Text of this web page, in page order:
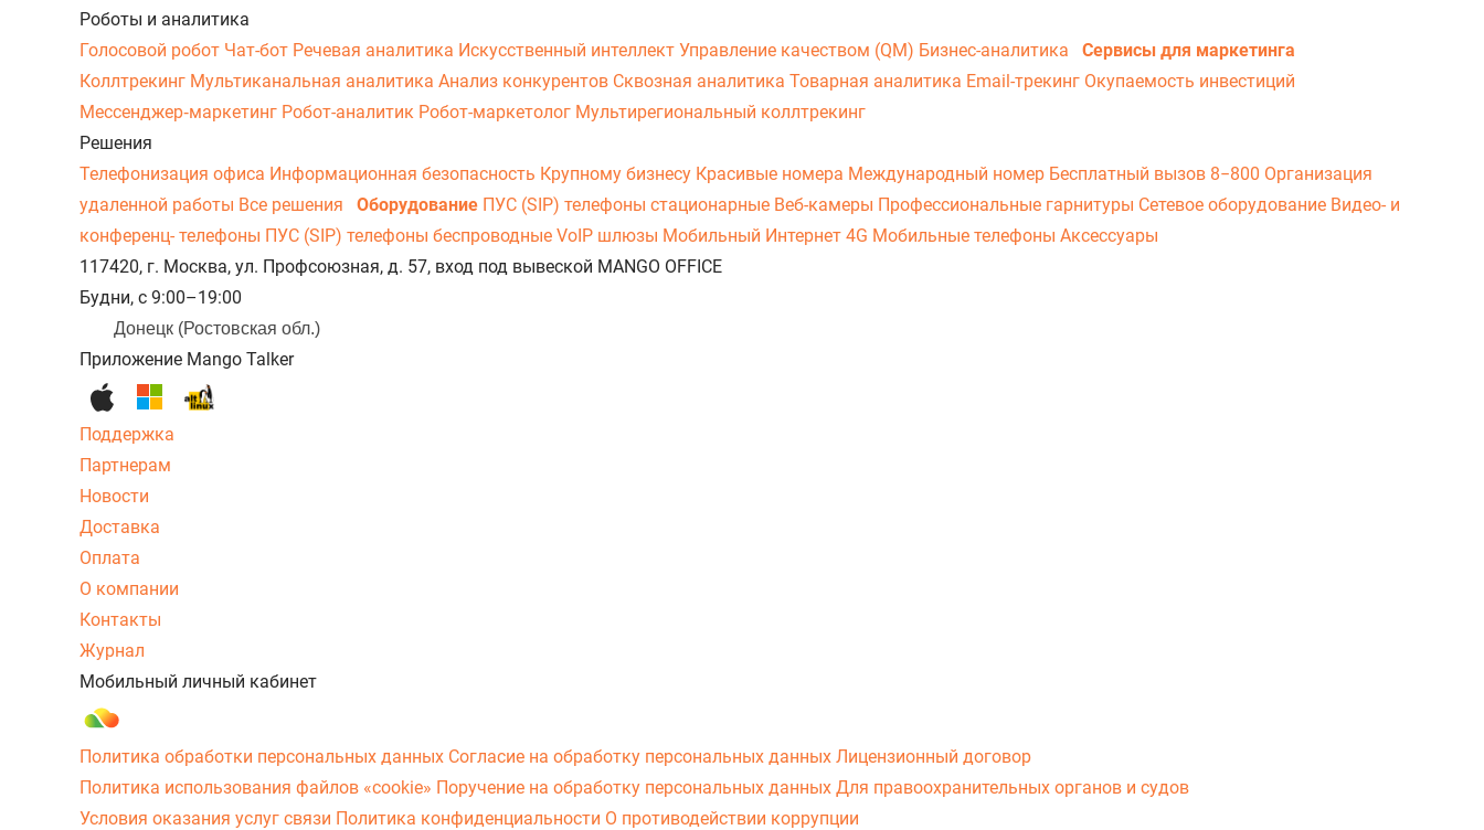
Роботы и аналитика
Голосовой робот Чат-бот Речевая аналитика Искусственный интеллект Управление качеством (QM) Бизнес-аналитика
Сервисы для маркетинга
Коллтрекинг Мультиканальная аналитика Анализ конкурентов Сквозная аналитика Товарная аналитика Email-трекинг Окупаемость инвестиций
Мессенджер‑маркетинг Робот-аналитик Робот-маркетолог Мультирегиональный коллтрекинг
Решения
Телефонизация офиса Информационная безопасность Крупному бизнесу Красивые номера Международный номер Бесплатный вызов 8−800 Организация
удаленной работы Все решения Оборудование ПУС (SIP) телефоны стационарные Веб-камеры Профессиональные гарнитуры Сетевое оборудование Видео- и
конференц- телефоны ПУС (SIP) телефоны беспроводные VoIP шлюзы Мобильный Интернет 4G Мобильные телефоны Аксессуары
117420, г. Москва, ул. Профсоюзная, д. 57, вход под вывеской MANGO OFFICE
Будни, с 9:00–19:00
Донецк (Ростовская обл.)
Приложение Mango Talker
Поддержка
Партнерам
Новости
Доставка
Оплата
О компании
Контакты
Журнал
Мобильный личный кабинет
Политика обработки персональных данных Согласие на обработку персональных данных Лицензионный договор
Политика использования файлов «cookie» Поручение на обработку персональных данных Для правоохранительных органов и судов
Условия оказания услуг связи Политика конфиденциальности О противодействии коррупции